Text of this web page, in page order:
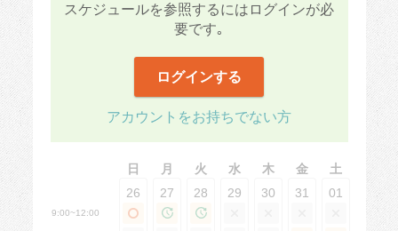
スケジュールを参照するにはログインが必
要です｡
ログインする
アカウントをお持ちでない方
日 月 火 水 木 金 土
9:00~12:00
26 27 28 29 30 31 01